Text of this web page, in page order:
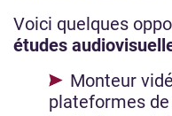
Voici quelques
études
Monteur
plateformes